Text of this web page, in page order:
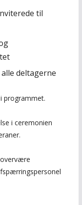
til
deltagerne
programmet.
i ceremonien